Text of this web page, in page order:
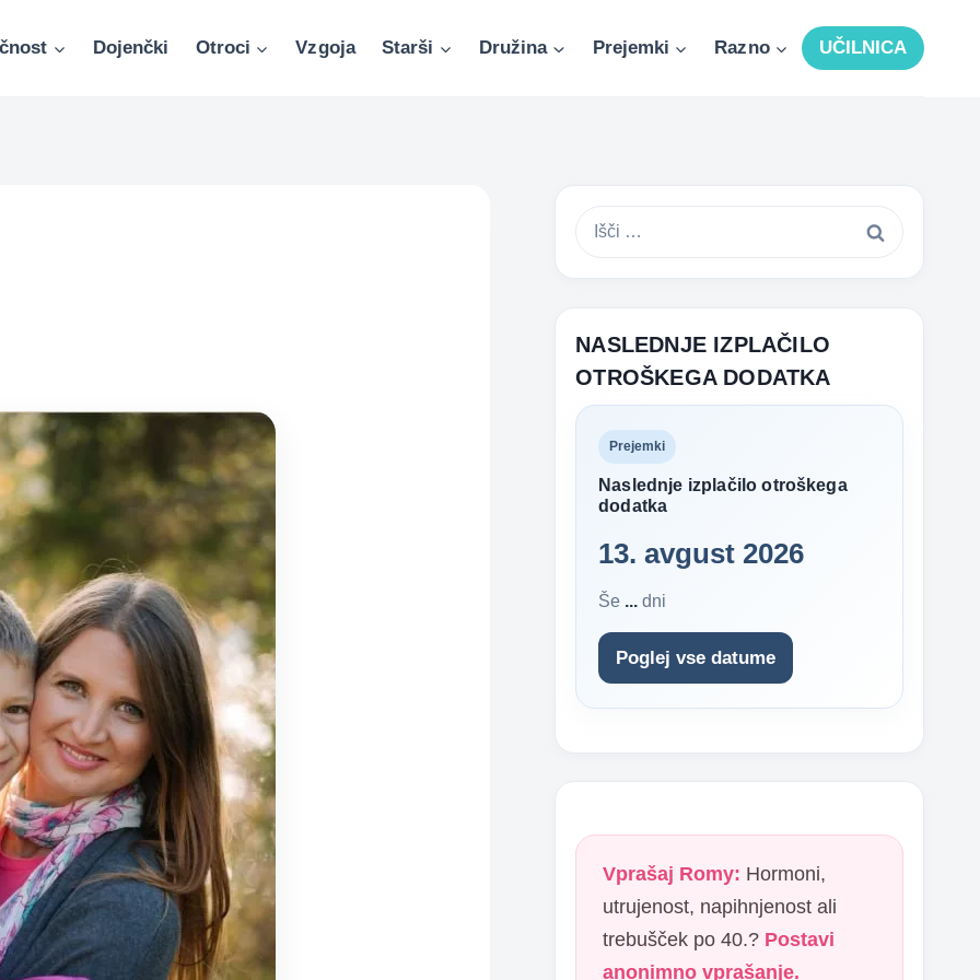
Dojenčki Otroci Vzgoja Starši Družina Prejemki Razno UČILNICA
Išči:
NASLEDNJE IZPLAČILO
OTROŠKEGA DODATKA
Prejemki
Naslednje izplačilo otroškega
dodatka
13. avgust 2026
Še ... dni
Poglej vse datume
Vprašaj Romy: Hormoni,
utrujenost, napihnjenost ali
trebušček po 40.? Postavi
anonimno vprašanje.